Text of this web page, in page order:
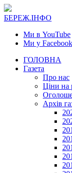
БЕРЕЖ.ІНФО
Ми в YouTube
Ми у Facebook
ГОЛОВНА
Газета
Про нас
Ціни на
Архів